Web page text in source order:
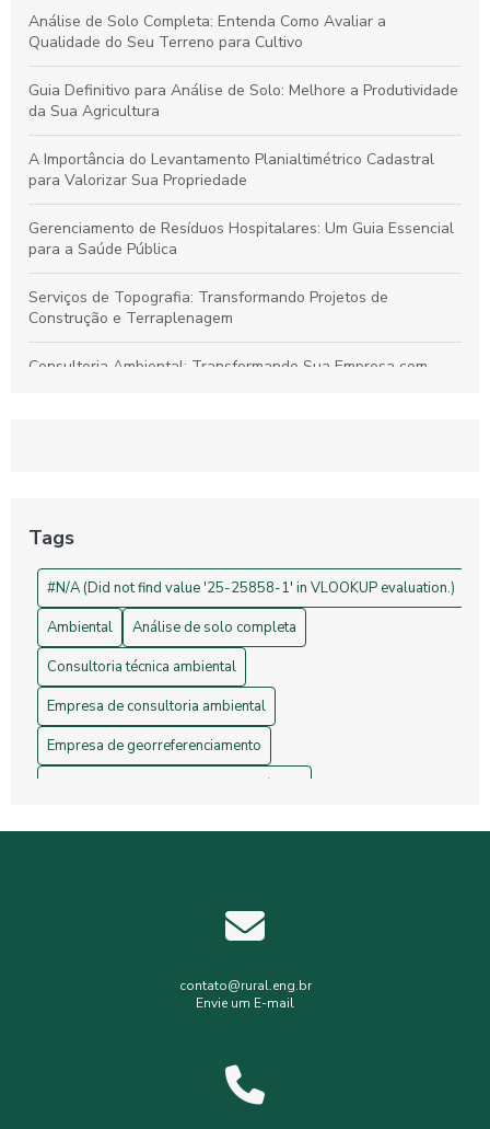
Análise de Solo Completa: Entenda Como Avaliar a
Qualidade do Seu Terreno para Cultivo
Guia Definitivo para Análise de Solo: Melhore a Produtividade
da Sua Agricultura
A Importância do Levantamento Planialtimétrico Cadastral
para Valorizar Sua Propriedade
Gerenciamento de Resíduos Hospitalares: Um Guia Essencial
para a Saúde Pública
Serviços de Topografia: Transformando Projetos de
Construção e Terraplenagem
Consultoria Ambiental: Transformando Sua Empresa com
Construção Civil
Drones na Topografia: Revolucionando Medições e Mapas
Tags
#N/A (Did not find value '25-25858-1' in VLOOKUP evaluation.)
Ambiental
Análise de solo completa
Consultoria técnica ambiental
Empresa de consultoria ambiental
Empresa de georreferenciamento
Empresa de gerenciamento de resíduos
Gerenciamento de resíduos hospitalares
Gerenciamento de resíduos sólidos
Levantamento planialtimétrico cadastral
contato@rural.eng.br
Envie um E-mail